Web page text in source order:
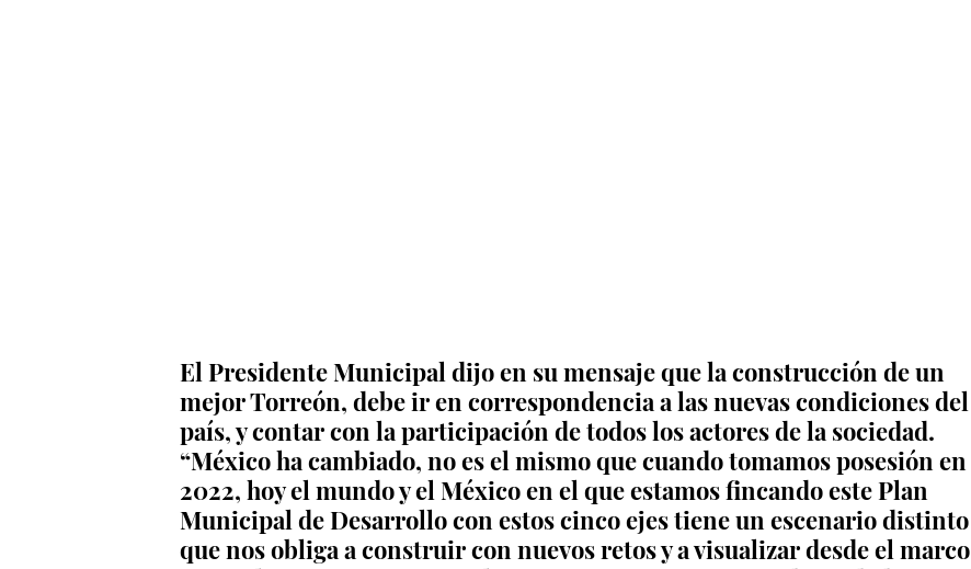
El Presidente Municipal dijo en su mensaje que la construcción de un
mejor Torreón, debe ir en correspondencia a las nuevas condiciones del
país, y contar con la participación de todos los actores de la sociedad.
“México ha cambiado, no es el mismo que cuando tomamos posesión en
2022, hoy el mundo y el México en el que estamos fincando este Plan
Municipal de Desarrollo con estos cinco ejes tiene un escenario distinto
que nos obliga a construir con nuevos retos y a visualizar desde el marco